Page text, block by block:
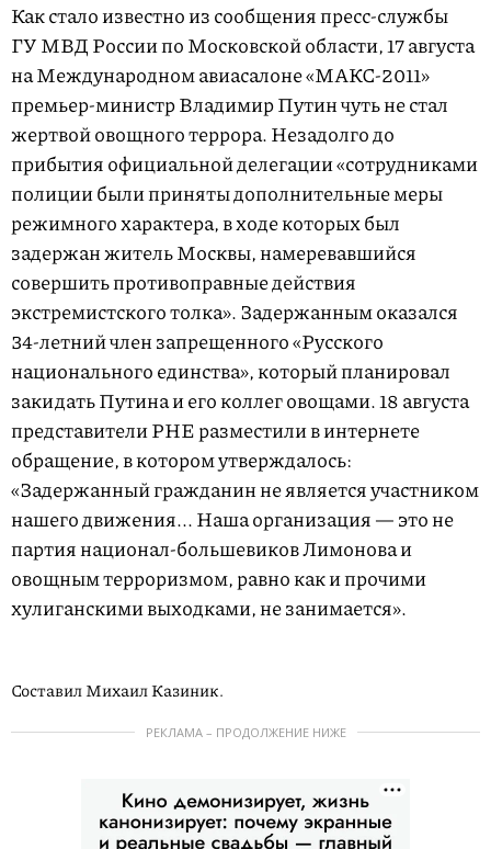
Как стало известно из сообщения пресс-службы
ГУ МВД России по Московской области, 17 августа
на Международном авиасалоне «МАКС-2011»
премьер-министр Владимир Путин чуть не стал
жертвой овощного террора. Незадолго до
прибытия официальной делегации «сотрудниками
полиции были приняты дополнительные меры
режимного характера, в ходе которых был
задержан житель Москвы, намеревавшийся
совершить противоправные действия
экстремистского толка». Задержанным оказался
34-летнийчлен запрещенного «Русского
национального единства», который планировал
закидать Путина и его коллег овощами. 18 августа
представители РНЕ разместили в интернете
обращение, в котором утверждалось:
«Задержанный гражданин не является участником
нашего движения... Наша организация — это не
партия национал-большевиков Лимонова и
овощным терроризмом, равно как и прочими
хулиганскими выходками, не занимается».
Составил Михаил Казиник.
РЕКЛАМА – ПРОДОЛЖЕНИЕ НИЖЕ